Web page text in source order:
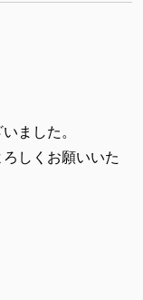
ました。
しくお願いいた